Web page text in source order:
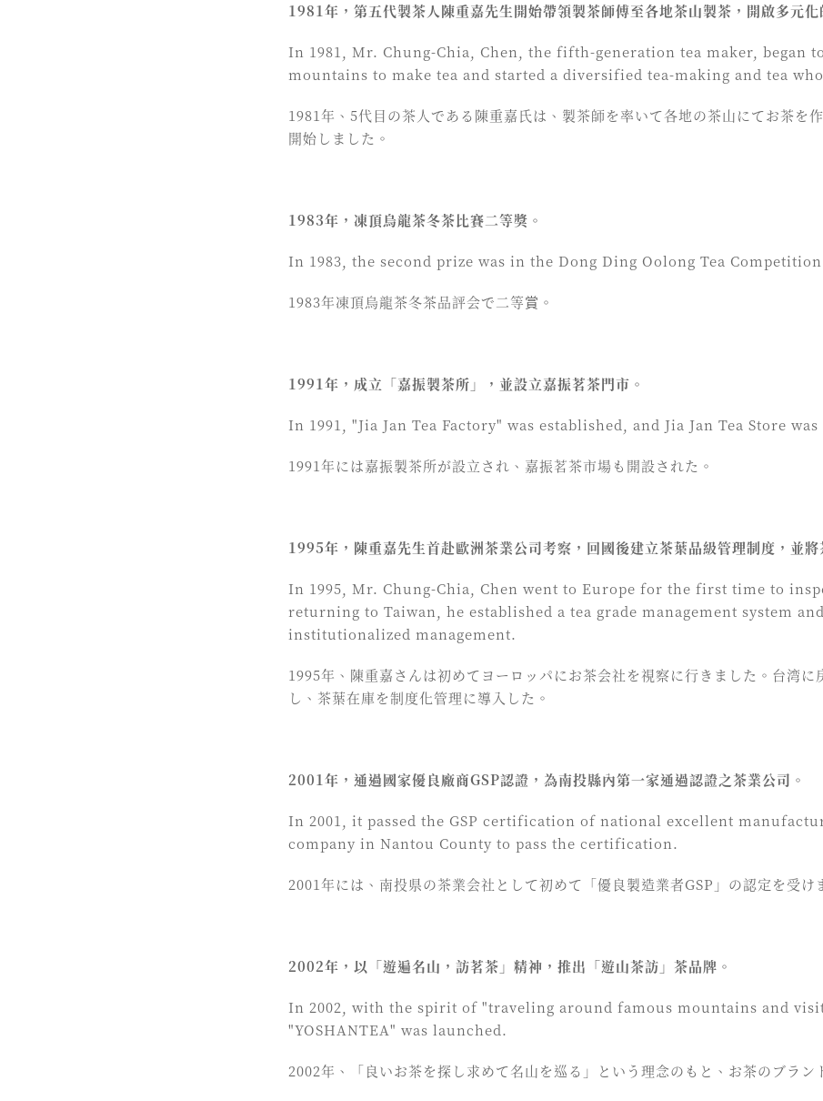
1981年，第五代製茶人陳重嘉先生開始帶領製茶師傅至各地茶山製茶，開啟多元化
In 1981, Mr. Chung-Chia, Chen, the fifth-generation tea maker, began
mountains to make tea and started a diversified tea-making and tea
1981年、5代目の茶人である陳重嘉氏は、製茶師を率いて各地の茶山にてお茶を
開始しました。
1983年，凍頂烏龍茶冬茶比賽二等獎。
In 1983, the second prize was in the Dong Ding Oolong Tea
1983年凍頂烏龍茶冬茶品評会で二等賞。
1991年，成立「嘉振製茶所」，並設立嘉振茗茶門市。
In 1991, "Jia Jan Tea Factory" was established, and Jia Jan Tea Store
1991年には嘉振製茶所が設立され、嘉振茗茶市場も開設された。
1995年，陳重嘉先生首赴歐洲茶業公司考察，回國後建立茶葉品級管理制度，並將
In 1995, Mr. Chung-Chia, Chen went to Europe for the first time to
returning to Taiwan, he established a tea grade management system
institutionalized management.
1995年、陳重嘉さんは初めてヨーロッパにお茶会社を視察に行きました。台湾
し、茶葉在庫を制度化管理に導入した。
2001年，通過國家優良廠商GSP認證，為南投縣內第一家通過認證之茶業公司。
In 2001, it passed the GSP certification of national excellent
company in Nantou County to pass the certification.
2001年には、南投県の茶業会社として初めて「優良製造業者GSP」の認定を受け
2002年，以「遊遍名山，訪茗茶」精神，推出「遊山茶訪」茶品牌。
In 2002, with the spirit of "traveling around famous mountains and
"YOSHANTEA" was launched.
2002年、「良いお茶を探し求めて名山を巡る」という理念のもと、お茶のブラン